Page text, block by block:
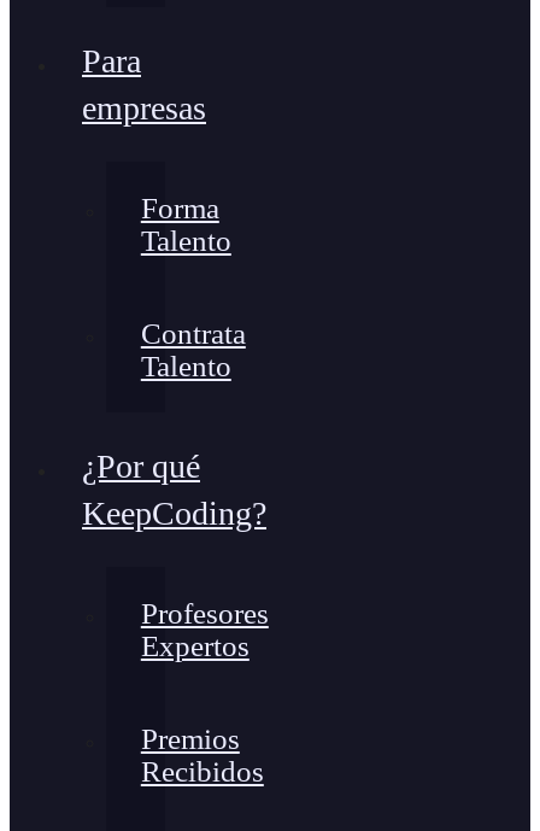
Para
empresas
Forma
Talento
Contrata
Talento
¿Por qué
KeepCoding?
Profesores
Expertos
Premios
Recibidos